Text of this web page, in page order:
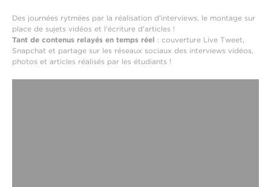
Des journées rytmées par la réalisation d'interviews, le montage sur
place de sujets vidéos et l'écriture d'articles !
Tant de contenus relayés en temps réel : couverture Live Tweet,
Snapchat et partage sur les réseaux sociaux des interviews vidéos,
photos et articles réalisés par les étudiants !